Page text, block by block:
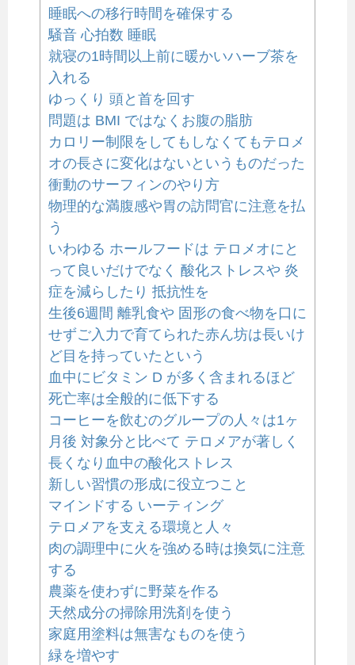
睡眠への移行時間を確保する
騒音 心拍数 睡眠
就寝の1時間以上前に暖かいハーブ茶を
入れる
ゆっくり 頭と首を回す
問題は BMI ではなくお腹の脂肪
カロリー制限をしてもしなくてもテロメ
オの長さに変化はないというものだった
衝動のサーフィンのやり方
物理的な満腹感や胃の訪問官に注意を払
う
いわゆる ホールフードは テロメオにと
って良いだけでなく 酸化ストレスや 炎
症を減らしたり 抵抗性を
生後6週間 離乳食や 固形の食べ物を口に
せずご入力で育てられた赤ん坊は長いけ
ど目を持っていたという
血中にビタミン D が多く含まれるほど
死亡率は全般的に低下する
コーヒーを飲むのグループの人々は1ヶ
月後 対象分と比べて テロメアが著しく
長くなり血中の酸化ストレス
新しい習慣の形成に役立つこと
マインドする いーティング
テロメアを支える環境と人々
肉の調理中に火を強める時は換気に注意
する
農薬を使わずに野菜を作る
天然成分の掃除用洗剤を使う
家庭用塗料は無害なものを使う
緑を増やす